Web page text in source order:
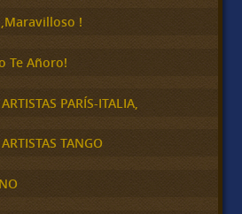
!
Te Añoro!
PARÍS-ITALIA,
TANGO